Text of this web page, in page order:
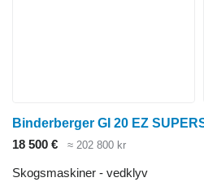
Binderberger GI 20 EZ
18 500 €
≈ 202 800 kr
Skogsmaskiner - vedklyv